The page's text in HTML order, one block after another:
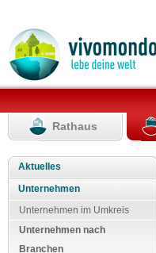
Rathaus
Aktuelles
Unternehmen
Unternehmen im Umkreis
Unternehmen nach
Branchen